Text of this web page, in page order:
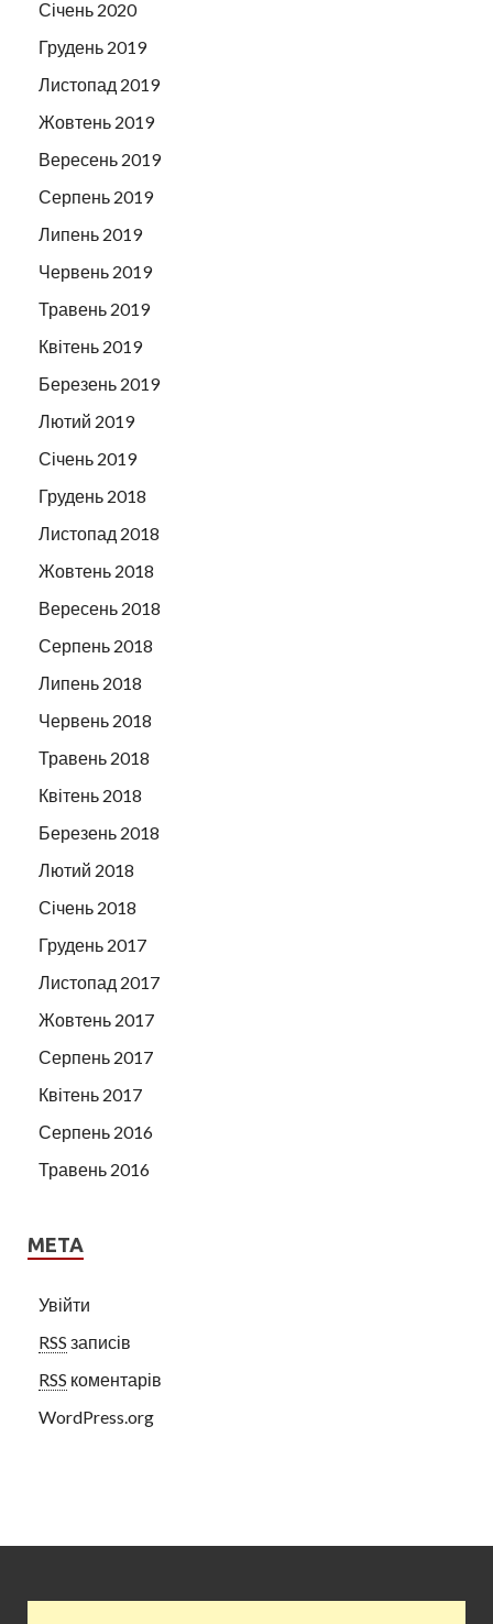
Січень 2020
Грудень 2019
Листопад 2019
Жовтень 2019
Вересень 2019
Серпень 2019
Липень 2019
Червень 2019
Травень 2019
Квітень 2019
Березень 2019
Лютий 2019
Січень 2019
Грудень 2018
Листопад 2018
Жовтень 2018
Вересень 2018
Серпень 2018
Липень 2018
Червень 2018
Травень 2018
Квітень 2018
Березень 2018
Лютий 2018
Січень 2018
Грудень 2017
Листопад 2017
Жовтень 2017
Серпень 2017
Квітень 2017
Серпень 2016
Травень 2016
МЕТА
Увійти
RSS записів
RSS коментарів
WordPress.org